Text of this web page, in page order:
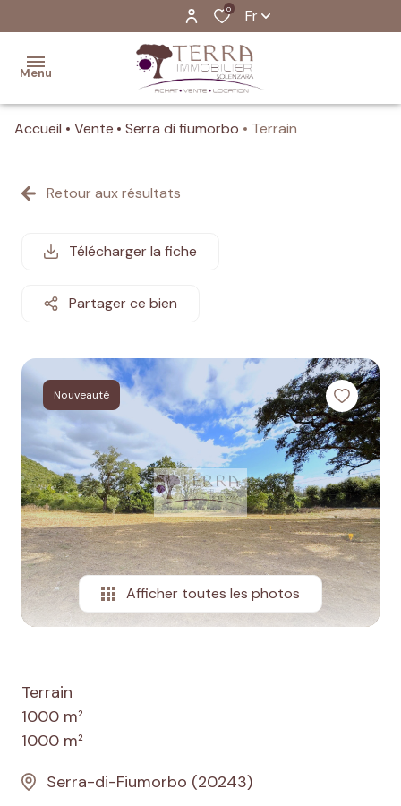
0 Fr
Menu
Ventes
Neufs
de votre
bien
Actualités
Contact
Accueil Vente Serra di fiumorbo Terrain
Retour aux résultats
Télécharger la fiche
Partager ce bien
Nouveauté
Afficher toutes les photos
Terrain
1000 m²
1000 m²
Serra-di-Fiumorbo (20243)